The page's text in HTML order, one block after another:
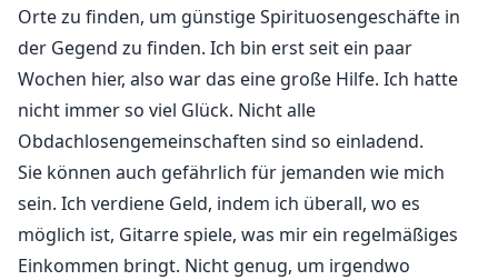
Orte zu finden, um günstige Spirituosengeschäfte in
der Gegend zu finden. Ich bin erst seit ein paar
Wochen hier, also war das eine große Hilfe. Ich hatte
nicht immer so viel Glück. Nicht alle
Obdachlosengemeinschaften sind so einladend.
Sie können auch gefährlich für jemanden wie mich
sein. Ich verdiene Geld, indem ich überall, wo es
möglich ist, Gitarre spiele, was mir ein regelmäßiges
Einkommen bringt. Nicht genug, um irgendwo